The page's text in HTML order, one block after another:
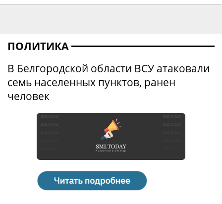
ПОЛИТИКА
В Белгородской области ВСУ атаковали
семь населенных пунктов, ранен
человек